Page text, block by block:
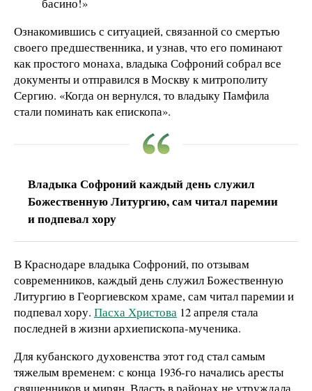
басино!»
Ознакомившись с ситуацией, связанной со смертью
своего предшественника, и узнав, что его поминают
как простого монаха, владыка Софроний собрал все
документы и отправился в Москву к митрополиту
Сергию. «Когда он вернулся, то владыку Памфила
стали поминать как епископа».
Владыка Софроний каждый день служил
Божественную Литургию, сам читал паремии
и подпевал хору
В Краснодаре владыка Софроний, по отзывам
современников, каждый день служил Божественную
Литургию в Георгиевском храме, сам читал паремии и
подпевал хору. Пасха Христова 12 апреля стала
последней в жизни архиепископа-мученика.
Для кубанского духовенства этот год стал самым
тяжелым временем: с конца 1936-го начались аресты
священников и мирян. Власть в районах не утруждала